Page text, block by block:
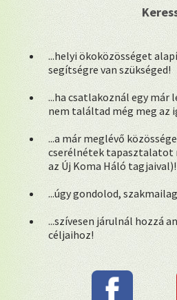
...helyi ökoközösséget
segítségre van szükséged!
...ha csatlakoznál egy már
nem találtad még meg az
...a már meglévő
cserélnétek tapasztalatot
az Új Koma Háló tagjaival)!
...úgy gondolod,
...szívesen járulnál hozzá
céljaihoz!